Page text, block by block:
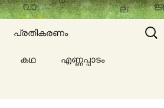
പ്രതികരണം
കഥ എണ്ണപ്പാടം
Search
for: